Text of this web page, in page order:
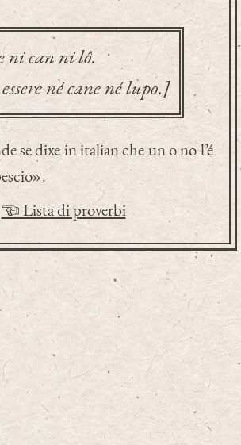
ni can ni lô.
né cane né lupo.]
se dixe in italian che un o no l’é
☜ Lista di proverbi